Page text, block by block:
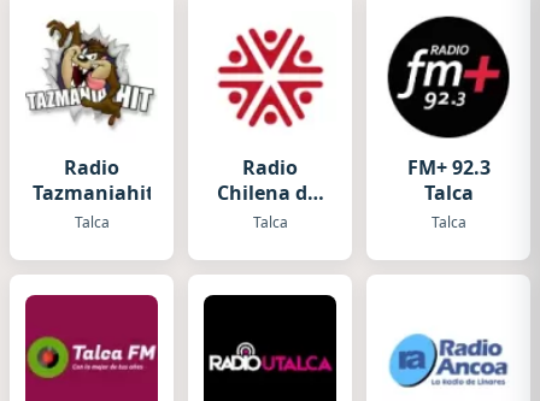
Radio
Tazmaniahit
Talca
Radio
Chilena del
Maule
Talca
FM+ 92.3
Talca
Talca